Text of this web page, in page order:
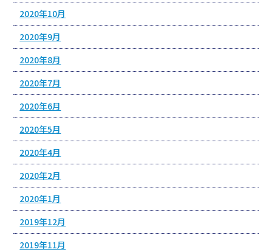
2020年10月
2020年9月
2020年8月
2020年7月
2020年6月
2020年5月
2020年4月
2020年2月
2020年1月
2019年12月
2019年11月